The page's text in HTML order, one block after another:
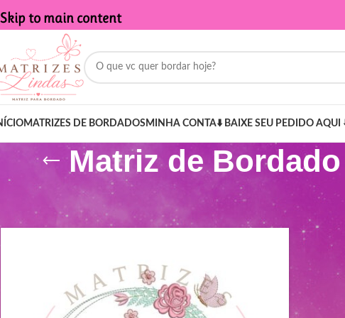
Skip to main content
MATRIZES DE BORDADOSMINHA CONTA⬇️ BAIXE SEU PEDIDO AQUI
Matriz de
Produtos marcados com a tag “Matriz de Bordado - Nome